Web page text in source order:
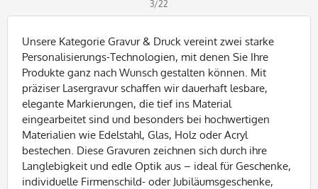
3/22
Unsere Kategorie Gravur & Druck vereint zwei starke
Personalisierungs-Technologien, mit denen Sie Ihre
Produkte ganz nach Wunsch gestalten können. Mit
präziser Lasergravur schaffen wir dauerhaft lesbare,
elegante Markierungen, die tief ins Material
eingearbeitet sind und besonders bei hochwertigen
Materialien wie Edelstahl, Glas, Holz oder Acryl
bestechen. Diese Gravuren zeichnen sich durch ihre
Langlebigkeit und edle Optik aus – ideal für Geschenke,
individuelle Firmenschild- oder Jubiläumsgeschenke,